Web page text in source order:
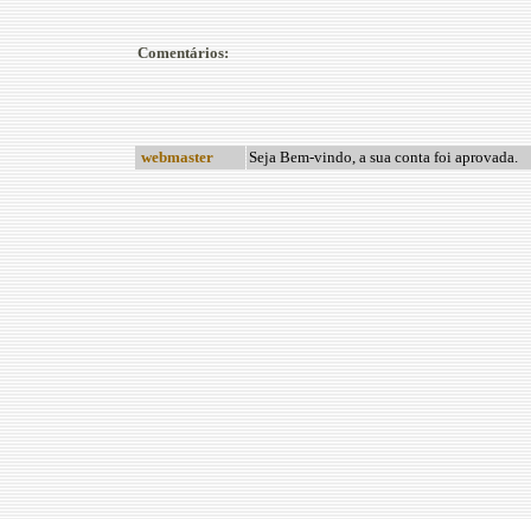
Comentários:
webmaster Seja Bem-vindo, a sua conta foi aprovada.